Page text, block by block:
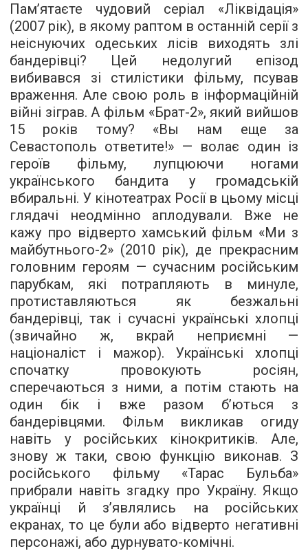
Пам’ятаєте чудовий серіал «Ліквідація»
(2007 рік), в якому раптом в останній серії з
неіснуючих одеських лісів виходять злі
бандерівці? Цей недолугий епізод
вибивався зі стилістики фільму, псував
враження. Але свою роль в інформаційній
війні зіграв. А фільм «Брат-2», який вийшов
15 років тому? «Вы нам еще за
Севастополь ответите!» — волає один із
героїв фільму, лупцюючи ногами
українського бандита у громадській
вбиральні. У кінотеатрах Росії в цьому місці
глядачі неодмінно аплодували. Вже не
кажу про відверто хамський фільм «Ми з
майбутнього-2» (2010 рік), де прекрасним
головним героям — сучасним російським
парубкам, які потрапляють в минуле,
протиставляються як безжальні
бандерівці, так і сучасні українські хлопці
(звичайно ж, вкрай неприємні —
націоналіст і мажор). Українські хлопці
спочатку провокують росіян,
сперечаються з ними, а потім стають на
один бік і вже разом б’ються з
бандерівцями. Фільм викликав огиду
навіть у російських кінокритиків. Але,
знову ж таки, свою функцію виконав. З
російського фільму «Тарас Бульба»
прибрали навіть згадку про Україну. Якщо
українці й з’являлись на російських
екранах, то це були або відверто негативні
персонажі, або дурнувато-комічні.